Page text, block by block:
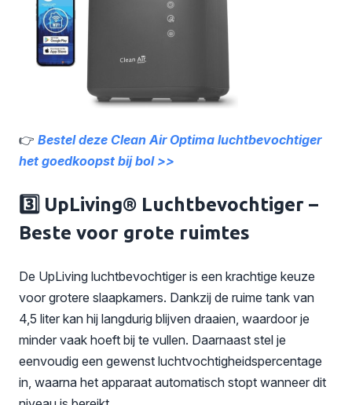
👉 Bestel deze Clean Air Optima luchtbevochtiger
het goedkoopst bij bol >>
3️⃣ UpLiving® Luchtbevochtiger –
Beste voor grote ruimtes
De UpLiving luchtbevochtiger is een krachtige keuze
voor grotere slaapkamers. Dankzij de ruime tank van
4,5 liter kan hij langdurig blijven draaien, waardoor je
minder vaak hoeft bij te vullen. Daarnaast stel je
eenvoudig een gewenst luchtvochtigheidspercentage
in, waarna het apparaat automatisch stopt wanneer dit